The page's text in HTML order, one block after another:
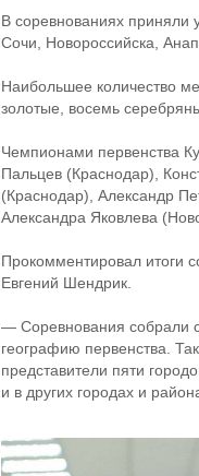
В соревнованиях приняли
Сочи, Новороссийска,
Наибольшее количество
золотые, восемь
Чемпионами первенства
Пальцев (Краснодар),
(Краснодар), Александр
Александра Яковлева
Прокомментировал итоги
Евгений Шендрик.
— Соревнования собрали
географию первенства.
представители пяти
и в других городах и